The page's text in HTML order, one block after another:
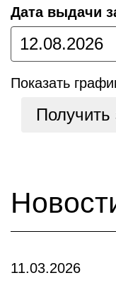
Дата выдачи
Показать
Получить
11.03.2026